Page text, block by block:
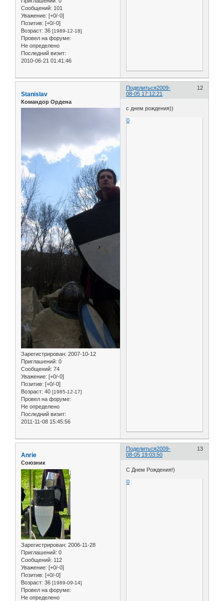
Сообщений: 101
Уважение: [+0/-0]
Позитив: [+0/-0]
Возраст: 36 [1989-12-18]
Провел на форуме:
Не определено
Последний визит:
2010-06-21 01:41:46
Поделиться 12
2009-
08-05 17:12:21
Stanislav
Командор Ордена
Зарегистрирован: 2007-10-12
Приглашений: 0
Сообщений: 74
Уважение: [+0/-0]
Позитив: [+0/-0]
Возраст: 40 [1985-12-17]
Провел на форуме:
Не определено
Последний визит:
2011-11-08 15:45:56
с днем рождения))
0
Поделиться 13
2009-
08-05 19:03:50
Anrie
Союзник
Зарегистрирован: 2006-11-28
Приглашений: 0
Сообщений: 112
Уважение: [+0/-0]
Позитив: [+0/-0]
Возраст: 36 [1989-09-14]
Провел на форуме:
Не определено
С Днем Рождения!)
0